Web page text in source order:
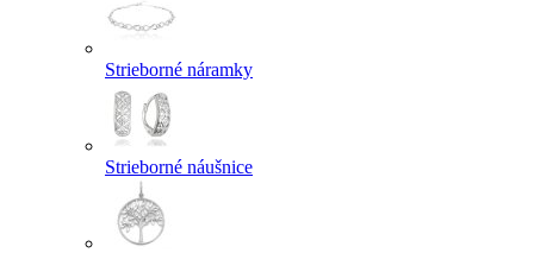
Strieborné náramky
Strieborné náušnice